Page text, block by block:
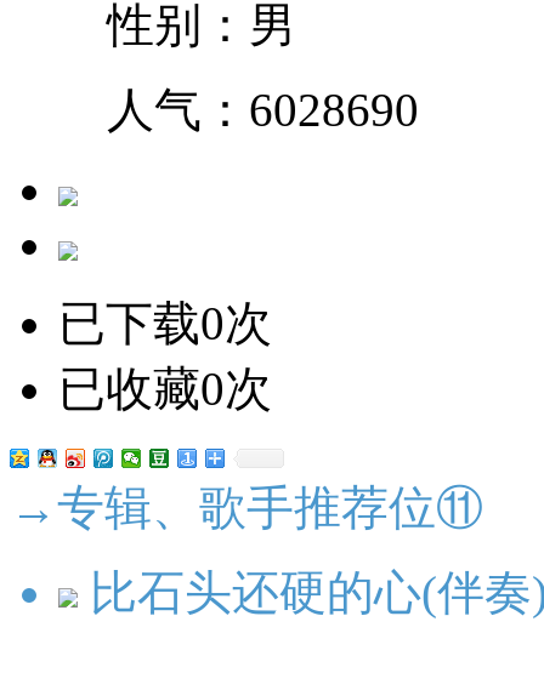
性别：男
人气： 6028690
已下载0次
已收藏0次
→专辑、歌手推荐位⑪
比石头还硬的心(伴奏